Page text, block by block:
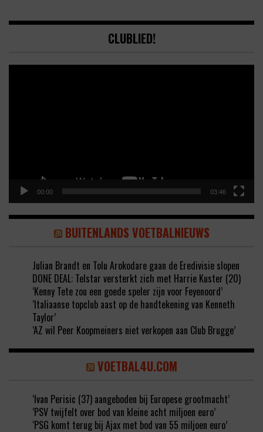
CLUBLIED!
00:00 03:46
BUITENLANDS VOETBALNIEUWS
Julian Brandt en Tolu Arokodare gaan de Eredivisie slopen
DONE DEAL: Telstar versterkt zich met Harrie Kuster (20)
‘Kenny Tete zou een goede speler zijn voor Feyenoord’
‘Italiaanse topclub aast op de handtekening van Kenneth
Taylor’
‘AZ wil Peer Koopmeiners niet verkopen aan Club Brugge’
VOETBAL4U.COM
‘Ivan Perisic (37) aangeboden bij Europese grootmacht’
‘PSV twijfelt over bod van kleine acht miljoen euro’
‘PSG komt terug bij Ajax met bod van 55 miljoen euro’